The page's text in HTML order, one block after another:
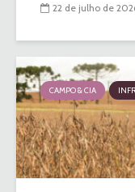
22 de julho de
CAMPO & CIA